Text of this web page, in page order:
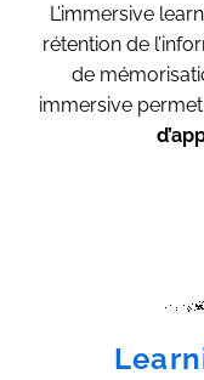
L’immersive
rétention de
de
immersive